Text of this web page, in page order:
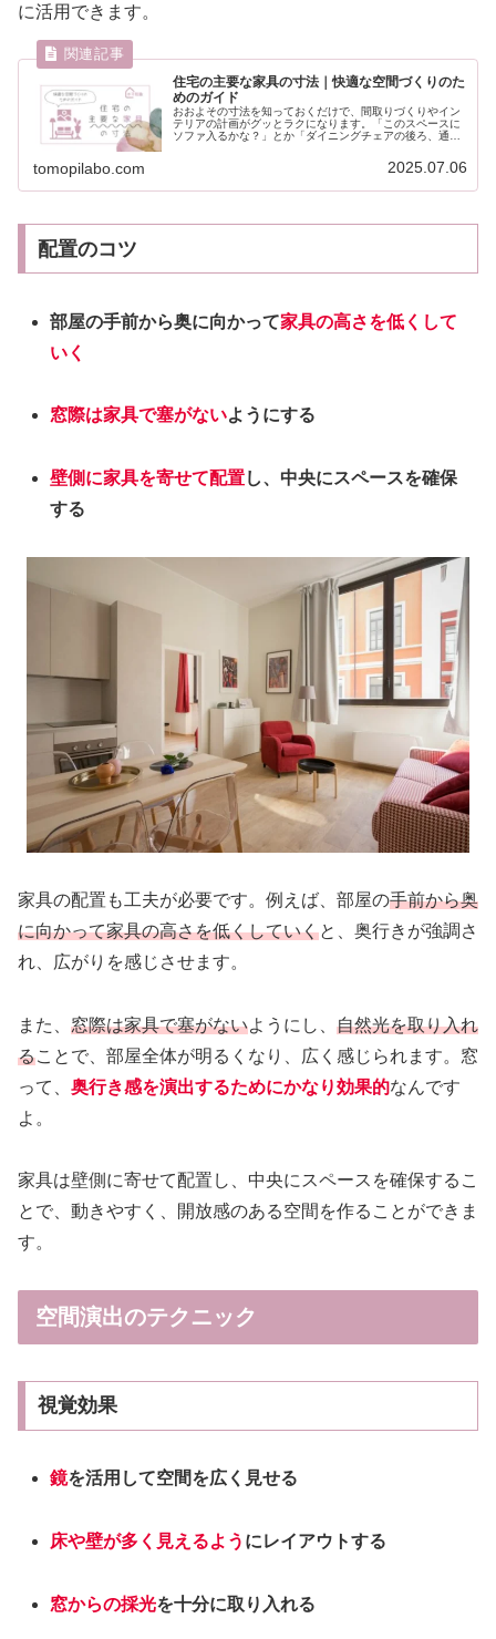
に活用できます。
住宅の主要な家具の寸法｜快適な空間づくりのた
めのガイド
おおよその寸法を知っておくだけで、間取りづくりやイン
テリアの計画がグッとラクになります。「このスペースに
ソファ入るかな？」とか「ダイニングチェアの後ろ、通れ
tomopilabo.com 2025.07.06
配置のコツ
部屋の手前から奥に向かって家具の高さを低くして
いく
窓際は家具で塞がないようにする
壁側に家具を寄せて配置し、中央にスペースを確保
する
家具の配置も工夫が必要です。例えば、部屋の手前から奥
に向かって家具の高さを低くしていくと、奥行きが強調さ
れ、広がりを感じさせます。
また、 窓際は家具で塞がないようにし、 自然光を取り入れ
ることで、部屋全体が明るくなり、広く感じられます。窓
って、 奥行き感を演出するためにかなり効果的なんです
よ。
家具は壁側に寄せて配置し、中央にスペースを確保するこ
とで、動きやすく、開放感のある空間を作ることができま
す。
空間演出のテクニック
視覚効果
鏡を活用して空間を広く見せる
床や壁が多く見えるよう にレイアウトする
窓からの採光を十分に取り入れる